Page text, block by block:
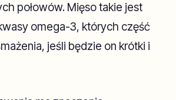
połowów. Mięso takie jest
omega-3, których część
jeśli będzie on krótki i